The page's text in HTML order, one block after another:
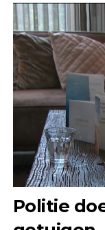
Politie